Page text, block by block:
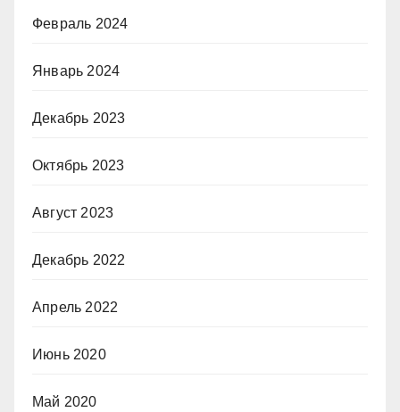
Февраль 2024
Январь 2024
Декабрь 2023
Октябрь 2023
Август 2023
Декабрь 2022
Апрель 2022
Июнь 2020
Май 2020